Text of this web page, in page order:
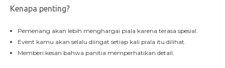
Kenapa penting?
Pemenang akan lebih menghargai piala karena terasa spesial.
Event kamu akan selalu diingat setiap kali piala itu dilihat.
Memberi kesan bahwa panitia memperhatikan detail.